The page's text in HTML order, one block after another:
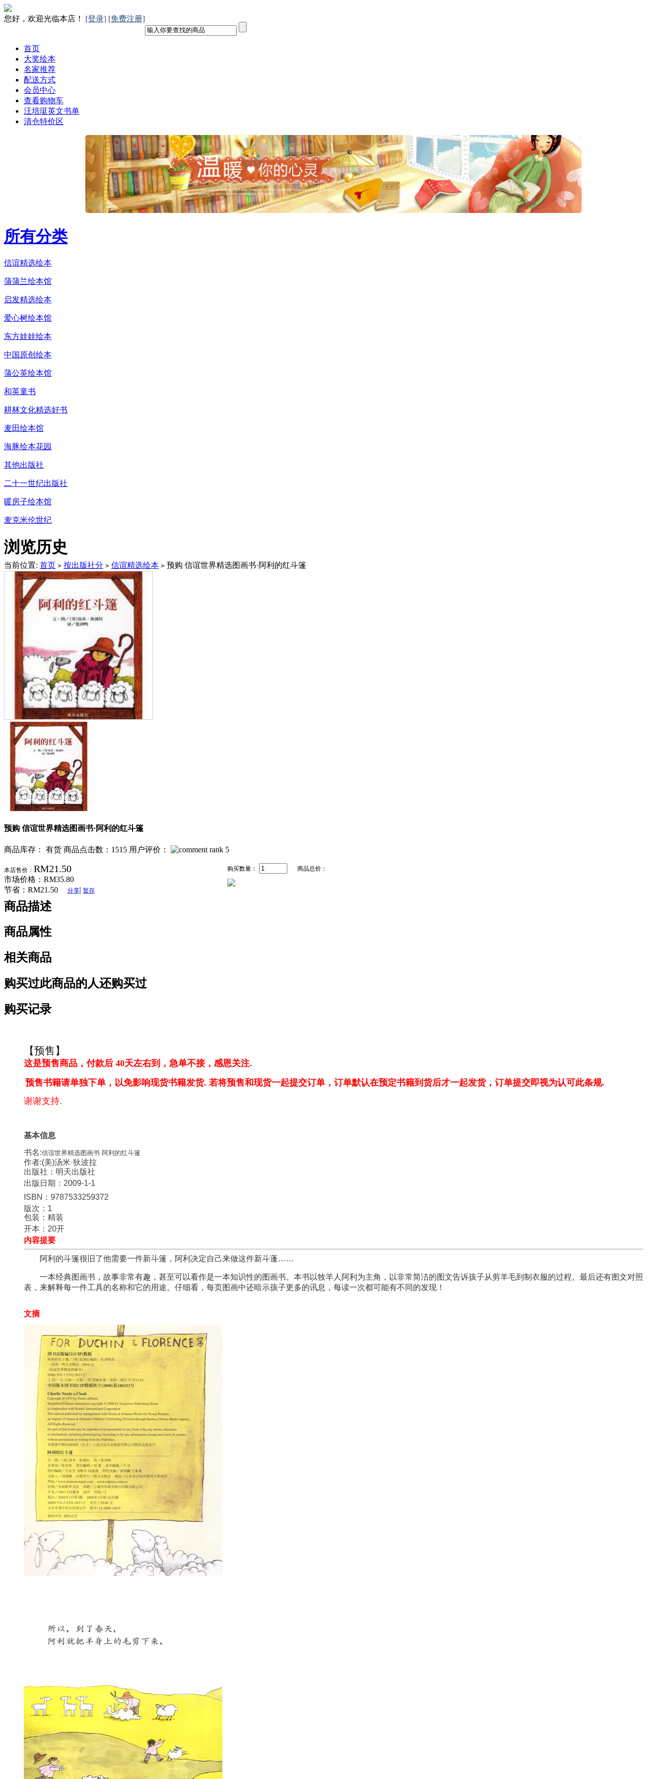
您好，欢迎光临本店！ [登录] [免费注册]
首页
大奖绘本
名家推荐
配送方式
会员中心
查看购物车
汪培珽英文书单
清仓特价区
所有分类
信谊精选绘本
蒲蒲兰绘本馆
启发精选绘本
爱心树绘本馆
东方娃娃绘本
中国原创绘本
蒲公英绘本馆
和英童书
耕林文化精选好书
麦田绘本馆
海豚绘本花园
其他出版社
二十一世纪出版社
暖房子绘本馆
麦克米伦世纪
浏览历史
当前位置: 首页 > 按出版社分 > 信谊精选绘本 > 预购 信谊世界精选图画书·阿利的红斗篷
预购 信谊世界精选图画书·阿利的红斗篷
商品库存： 有货 商品点击数：1515 用户评价：
本店售价： RM21.50
市场价格： RM35.80
节省： RM21.50 分享| 暂存
购买数量： 商品总价：
商品描述
商品属性
相关商品
购买过此商品的人还购买过
购买记录
【预售】
这是预售商品，付款后 40天左右到，急单不接，感恩关注.
预售书籍请单独下单，以免影响现货书籍发货. 若将预售和现货一起提交订单，订单默认在预定书籍到货后才一起发货，订单提交即视为认可此条规.
谢谢支持.
基本信息
书名:信谊世界精选图画书·阿利的红斗篷
作者:(美)汤米·狄波拉
出版社：明天出版社
出版日期： 2009-1-1
ISBN： 9787533259372
版次：1
包装：精装
开本： 20开
内容提要
阿利的斗篷很旧了他需要一件新斗篷，阿利决定自己来做这件新斗蓬……
一本经典图画书，故事非常有趣，甚至可以看作是一本知识性的图画书。本书以牧羊人阿利为主角，以非常简洁的图文告诉孩子从剪羊毛到制衣服的过程。最后还有图文对照
表，来解释每一件工具的名称和它的用途。仔细看，每页图画中还暗示孩子更多的讯息，每读一次都可能有不同的发现！
文摘